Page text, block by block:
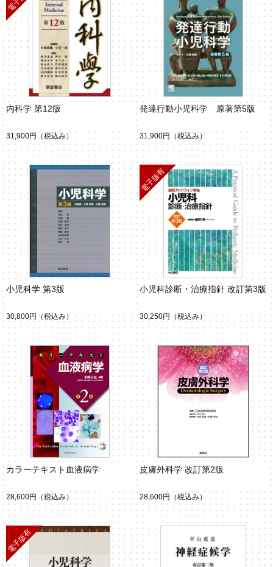
内科学 第12版
31,900円 （税込み）
発達行動小児科学 原著第5版
31,900円 （税込み）
小児科学 第3版
30,800円 （税込み）
小児科診断・治療指針 改訂第3版
30,250円 （税込み）
カラーテキスト血液病学
28,600円 （税込み）
皮膚外科学 改訂第2版
28,600円 （税込み）